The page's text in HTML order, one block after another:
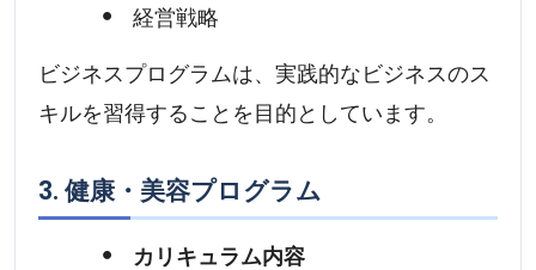
経営戦略
ビジネスプログラムは、実践的なビジネスのス
キルを習得することを目的としています。
3. 健康・美容プログラム
カリキュラム内容